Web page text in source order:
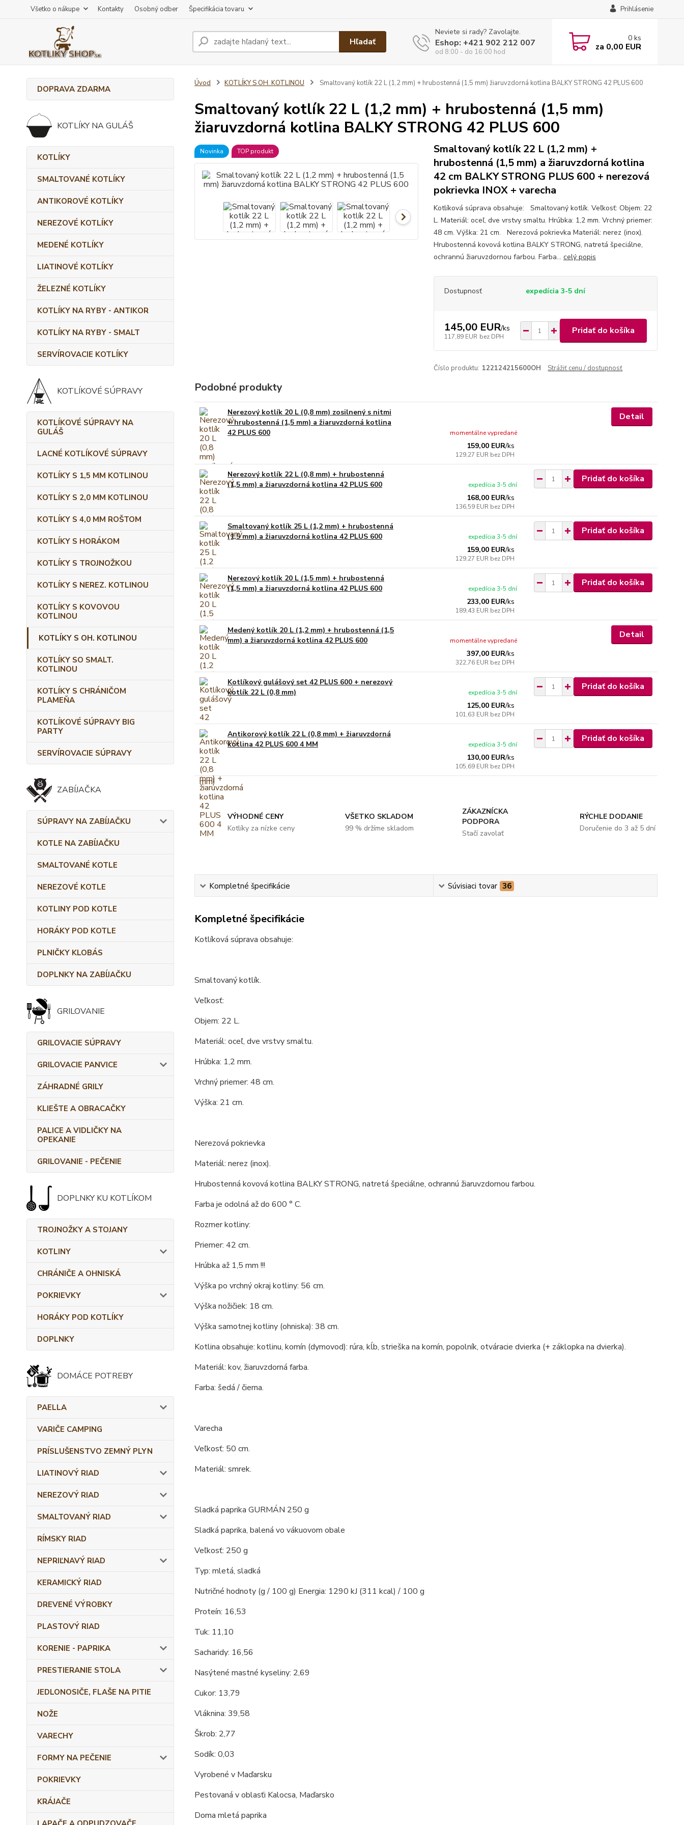
Všetko o nákupe Kontakty Osobný odber Špecifikácia tovaru Prihlásenie
Hľadať
Neviete si rady? Zavolajte.
Eshop: +421 902 212 007
od 8:00 - do 16:00 hod
0 ks
za 0,00 EUR
DOPRAVA ZDARMA
KOTLÍKY NA GULÁŠ
KOTLÍKY
SMALTOVANÉ KOTLÍKY
ANTIKOROVÉ KOTLÍKY
NEREZOVÉ KOTLÍKY
MEDENÉ KOTLÍKY
LIATINOVÉ KOTLÍKY
ŽELEZNÉ KOTLÍKY
KOTLÍKY NA RYBY - ANTIKOR
KOTLÍKY NA RYBY - SMALT
SERVÍROVACIE KOTLÍKY
KOTLÍKOVÉ SÚPRAVY
KOTLÍKOVÉ SÚPRAVY NA
GULÁŠ
LACNÉ KOTLÍKOVÉ SÚPRAVY
KOTLÍKY S 1,5 MM KOTLINOU
KOTLÍKY S 2,0 MM KOTLINOU
KOTLÍKY S 4,0 MM ROŠTOM
KOTLÍKY S HORÁKOM
KOTLÍKY S TROJNOŽKOU
KOTLÍKY S NEREZ. KOTLINOU
KOTLÍKY S KOVOVOU
KOTLINOU
KOTLÍKY S OH. KOTLINOU
KOTLÍKY SO SMALT.
KOTLINOU
KOTLÍKY S CHRÁNIČOM
PLAMEŇA
KOTLÍKOVÉ SÚPRAVY BIG
PARTY
SERVÍROVACIE SÚPRAVY
ZABÍJAČKA
SÚPRAVY NA ZABÍJAČKU
KOTLE NA ZABÍJAČKU
SMALTOVANÉ KOTLE
NEREZOVÉ KOTLE
KOTLINY POD KOTLE
HORÁKY POD KOTLE
PLNIČKY KLOBÁS
DOPLNKY NA ZABÍJAČKU
GRILOVANIE
GRILOVACIE SÚPRAVY
GRILOVACIE PANVICE
ZÁHRADNÉ GRILY
KLIEŠTE A OBRACAČKY
PALICE A VIDLIČKY NA
OPEKANIE
GRILOVANIE - PEČENIE
DOPLNKY KU KOTLÍKOM
TROJNOŽKY A STOJANY
KOTLINY
CHRÁNIČE A OHNISKÁ
POKRIEVKY
HORÁKY POD KOTLÍKY
DOPLNKY
DOMÁCE POTREBY
PAELLA
VARIČE CAMPING
PRÍSLUŠENSTVO ZEMNÝ PLYN
LIATINOVÝ RIAD
NEREZOVÝ RIAD
SMALTOVANÝ RIAD
RÍMSKY RIAD
NEPRIĽNAVÝ RIAD
KERAMICKÝ RIAD
DREVENÉ VÝROBKY
PLASTOVÝ RIAD
KORENIE - PAPRIKA
PRESTIERANIE STOLA
JEDLONOSIČE, FLAŠE NA PITIE
NOŽE
VARECHY
FORMY NA PEČENIE
POKRIEVKY
KRÁJAČE
Úvod KOTLÍKY S OH. KOTLINOU Smaltovaný kotlík 22 L (1,2 mm) + hrubostenná (1,5 mm) žiaruvzdorná kotlina BALKY STRONG 42 PLUS 600
Smaltovaný kotlík 22 L (1,2 mm) + hrubostenná (1,5 mm)
žiaruvzdorná kotlina BALKY STRONG 42 PLUS 600
Novinka TOP produkt
Smaltovaný kotlík 22 L (1,2 mm) +
hrubostenná (1,5 mm) a žiaruvzdorná kotlina
42 cm BALKY STRONG PLUS 600 + nerezová
pokrievka INOX + varecha
Kotlíková súprava obsahuje: Smaltovaný kotlík. Veľkosť: Objem: 22
L. Materiál: oceľ, dve vrstvy smaltu. Hrúbka: 1,2 mm. Vrchný priemer:
48 cm. Výška: 21 cm. Nerezová pokrievka Materiál: nerez (inox).
Hrubostenná kovová kotlina BALKY STRONG, natretá špeciálne,
ochrannú žiaruvzdornou farbou. Farba... celý popis
Dostupnosť expedícia 3-5 dní
145,00 EUR/ks
117,89 EUR bez DPH
Pridať do košíka
Číslo produktu: 122124215600OH Strážiť cenu / dostupnosť
Podobné produkty
Nerezový kotlík 20 L (0,8 mm) zosilnený s nitmi
+ hrubostenná (1,5 mm) a žiaruvzdorná kotlina
42 PLUS 600
159,00 EUR/ks
129,27 EUR bez DPH
momentálne vypredané
Detail
Nerezový kotlík 22 L (0,8 mm) + hrubostenná
(1,5 mm) a žiaruvzdorná kotlina 42 PLUS 600
168,00 EUR/ks
136,59 EUR bez DPH
expedícia 3-5 dní
Pridať do košíka
Smaltovaný kotlík 25 L (1,2 mm) + hrubostenná
(1,5 mm) a žiaruvzdorná kotlina 42 PLUS 600
159,00 EUR/ks
129,27 EUR bez DPH
expedícia 3-5 dní
Pridať do košíka
Nerezový kotlík 20 L (1,5 mm) + hrubostenná
(1,5 mm) a žiaruvzdorná kotlina 42 PLUS 600
233,00 EUR/ks
189,43 EUR bez DPH
expedícia 3-5 dní
Pridať do košíka
Medený kotlík 20 L (1,2 mm) + hrubostenná (1,5
mm) a žiaruvzdorná kotlina 42 PLUS 600
397,00 EUR/ks
322,76 EUR bez DPH
momentálne vypredané
Detail
Kotlíkový gulášový set 42 PLUS 600 + nerezový
kotlík 22 L (0,8 mm)
125,00 EUR/ks
101,63 EUR bez DPH
expedícia 3-5 dní
Pridať do košíka
Antikorový kotlík 22 L (0,8 mm) + žiaruvzdorná
kotlina 42 PLUS 600 4 MM
130,00 EUR/ks
105,69 EUR bez DPH
expedícia 3-5 dní
Pridať do košíka
VÝHODNÉ CENY
Kotlíky za nízke ceny
VŠETKO SKLADOM
99 % držíme skladom
ZÁKAZNÍCKA
PODPORA
Stačí zavolať
RÝCHLE DODANIE
Doručenie do 3 až 5 dní
Kompletné špecifikácie Súvisiaci tovar 36
Kompletné špecifikácie
Kotlíková súprava obsahuje:
Smaltovaný kotlík.
Veľkosť:
Objem: 22 L.
Materiál: oceľ, dve vrstvy smaltu.
Hrúbka: 1,2 mm.
Vrchný priemer: 48 cm.
Výška: 21 cm.
Nerezová pokrievka
Materiál: nerez (inox).
Hrubostenná kovová kotlina BALKY STRONG, natretá špeciálne, ochrannú žiaruvzdornou farbou.
Farba je odolná až do 600 ° C.
Rozmer kotliny:
Priemer: 42 cm.
Hrúbka až 1,5 mm !!!
Výška po vrchný okraj kotliny: 56 cm.
Výška nožičiek: 18 cm.
Výška samotnej kotliny (ohniska): 38 cm.
Kotlina obsahuje: kotlinu, komín (dymovod): rúra, kĺb, strieška na komín, popolník, otváracie dvierka (+ záklopka na dvierka).
Materiál: kov, žiaruvzdorná farba.
Farba: šedá / čierna.
Varecha
Veľkosť: 50 cm.
Materiál: smrek.
Sladká paprika GURMÁN 250 g
Sladká paprika, balená vo vákuovom obale
Veľkosť: 250 g
Typ: mletá, sladká
Nutričné hodnoty (g / 100 g) Energia: 1290 kJ (311 kcal) / 100 g
Proteín: 16,53
Tuk: 11,10
Sacharidy: 16,56
Nasýtené mastné kyseliny: 2,69
Cukor: 13,79
Vláknina: 39,58
Škrob: 2,77
Sodík: 0,03
Vyrobené v Maďarsku
Pestovaná v oblasťi Kalocsa, Maďarsko
Doma mletá paprika